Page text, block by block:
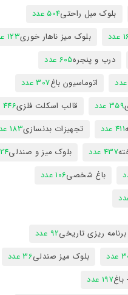
بلوک مبل راحتی504 عدد
بلوک میز ناهار خوری123 عدد
درب و پنجره605 عدد
اتوماسیون باغ307 عدد
عدد قالب اسکلت فلزی446 عدد
تجهیزات بدنسازی183 عدد
437 عدد بلوک میز و صندلی524 عدد
باغ شخصی106 عدد
برنامه ریزی تاریخی92 عدد
بلوک میز صندلی36 عدد
197 عدد